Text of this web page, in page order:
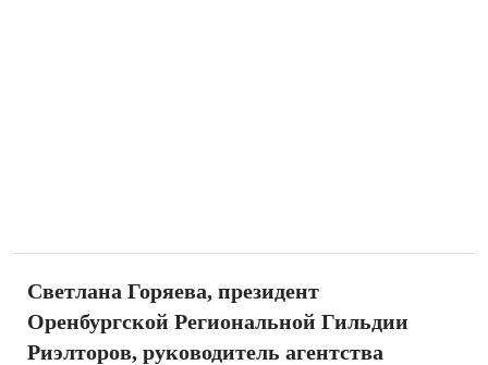
Светлана Горяева, президент
Оренбургской Региональной Гильдии
Риэлторов, руководитель агентства